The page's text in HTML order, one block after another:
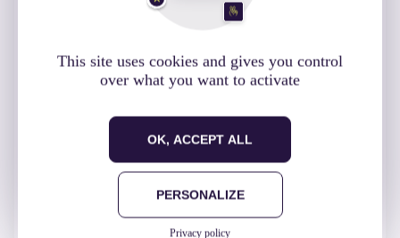
This site uses cookies and gives you control
over what you want to activate
OK, ACCEPT ALL
PERSONALIZE
Privacy policy
Développement d’une application mobile hybride